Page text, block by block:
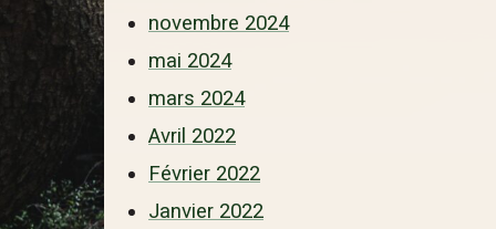
novembre 2024
mai 2024
mars 2024
Avril 2022
Février 2022
Janvier 2022